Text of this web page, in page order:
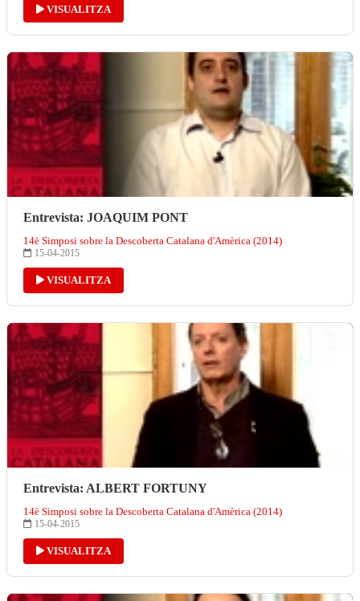
VISUALITZA
Entrevista: JOAQUIM PONT
14è Simposi sobre la Descoberta Catalana d'Amèrica (2014)
15-04-2015
VISUALITZA
Entrevista: ALBERT FORTUNY
14è Simposi sobre la Descoberta Catalana d'Amèrica (2014)
15-04-2015
VISUALITZA